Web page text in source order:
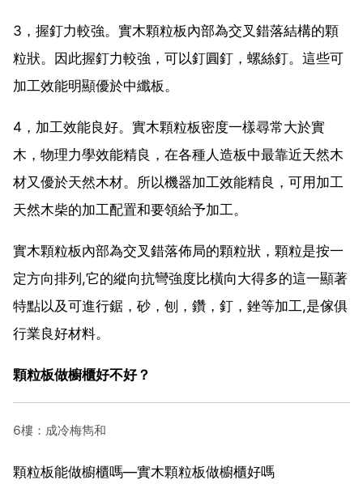
3，握釘力較強。實木顆粒板內部為交叉錯落結構的顆
粒狀。因此握釘力較強，可以釘圓釘，螺絲釘。這些可
加工效能明顯優於中纖板。
4，加工效能良好。實木顆粒板密度一樣尋常大於實
木，物理力學效能精良，在各種人造板中最靠近天然木
材又優於天然木材。所以機器加工效能精良，可用加工
天然木柴的加工配置和要領給予加工。
實木顆粒板內部為交叉錯落佈局的顆粒狀，顆粒是按一
定方向排列,它的縱向抗彎強度比橫向大得多的這一顯著
特點以及可進行鋸，砂，刨，鑽，釘，銼等加工,是傢俱
行業良好材料。
顆粒板做櫥櫃好不好？
6樓：成冷梅雋和
顆粒板能做櫥櫃嗎—實木顆粒板做櫥櫃好嗎